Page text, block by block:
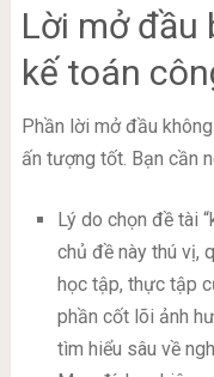
Lời mở
kế toán
Phần lời mở đầu
ấn tượng tốt. Bạn cần
Lý do chọn đề tài
chủ đề này thú vị,
học tập, thực tập
phần cốt lõi ảnh
tìm hiểu sâu về